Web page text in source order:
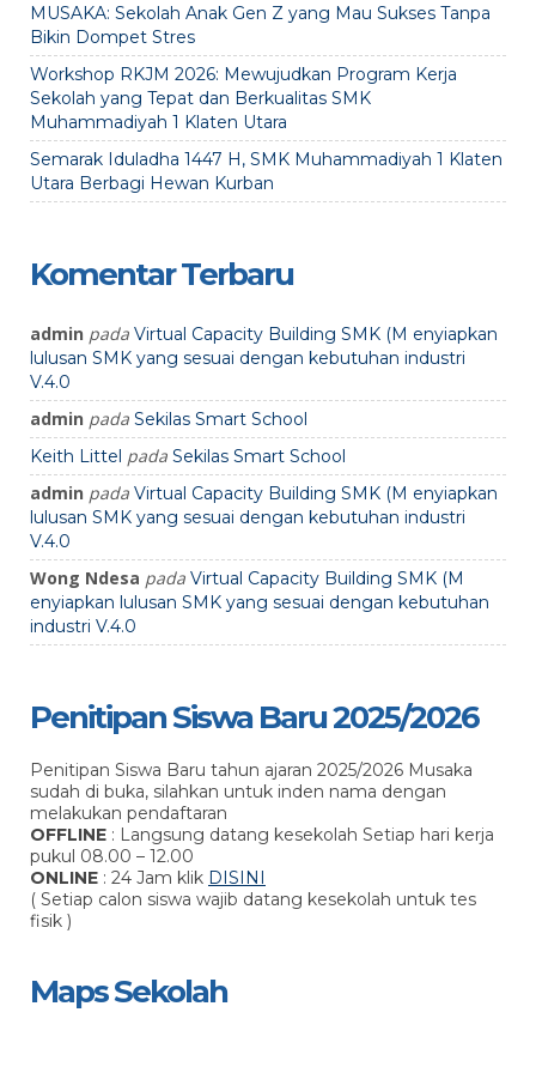
MUSAKA: Sekolah Anak Gen Z yang Mau Sukses Tanpa
Bikin Dompet Stres
Workshop RKJM 2026: Mewujudkan Program Kerja
Sekolah yang Tepat dan Berkualitas SMK
Muhammadiyah 1 Klaten Utara
Semarak Iduladha 1447 H, SMK Muhammadiyah 1 Klaten
Utara Berbagi Hewan Kurban
Komentar Terbaru
admin pada Virtual Capacity Building SMK (M enyiapkan
lulusan SMK yang sesuai dengan kebutuhan industri
V.4.0
admin pada Sekilas Smart School
Keith Littel pada Sekilas Smart School
admin pada Virtual Capacity Building SMK (M enyiapkan
lulusan SMK yang sesuai dengan kebutuhan industri
V.4.0
Wong Ndesa pada Virtual Capacity Building SMK (M
enyiapkan lulusan SMK yang sesuai dengan kebutuhan
industri V.4.0
Penitipan Siswa Baru 2025/2026
Penitipan Siswa Baru tahun ajaran 2025/2026 Musaka
sudah di buka, silahkan untuk inden nama dengan
melakukan pendaftaran
OFFLINE : Langsung datang kesekolah Setiap hari kerja
pukul 08.00 – 12.00
ONLINE : 24 Jam klik DISINI
( Setiap calon siswa wajib datang kesekolah untuk tes
fisik )
Maps Sekolah